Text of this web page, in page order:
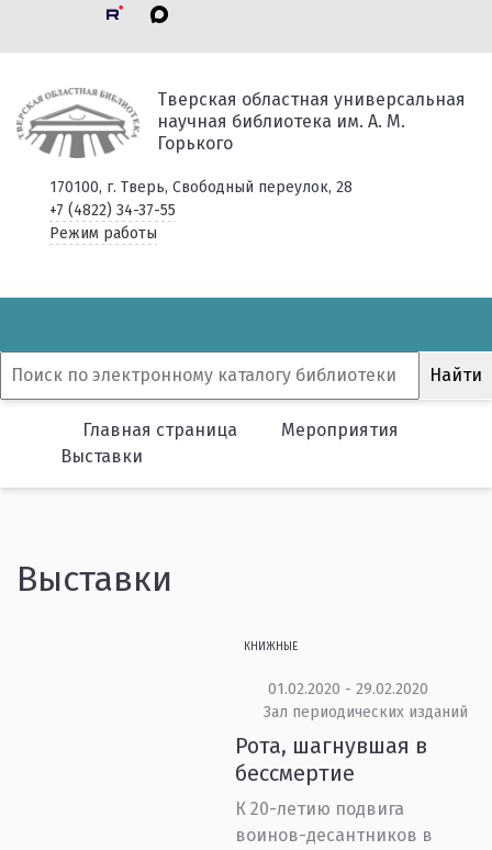
Тверская областная универсальная
научная библиотека им. А. М.
Горького
170100, г. Тверь, Свободный переулок, 28
+7 (4822) 34-37-55
Режим работы
Главная страница
Мероприятия
Выставки
Выставки
КНИЖНЫЕ
01.02.2020 - 29.02.2020
Зал периодических изданий
Рота, шагнувшая в
бессмертие
К 20-летию подвига
воинов-десантников в